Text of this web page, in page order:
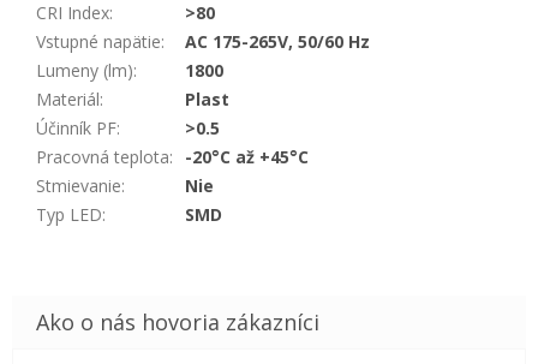
CRI Index:
>80
Vstupné napätie:
AC 175-265V, 50/60 Hz
Lumeny (lm):
1800
Materiál:
Plast
Účinník PF:
>0.5
Pracovná teplota:
-20°C až +45°C
Stmievanie:
Nie
Typ LED: SMD